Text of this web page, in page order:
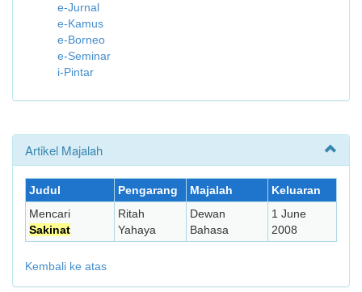
e-Jurnal
e-Kamus
e-Borneo
e-Seminar
i-Pintar
Artikel Majalah
Judul Pengarang Majalah
Keluaran
Mencari
Sakinat
Ritah
Yahaya
Dewan
Bahasa
1 June
2008
Kembali ke atas